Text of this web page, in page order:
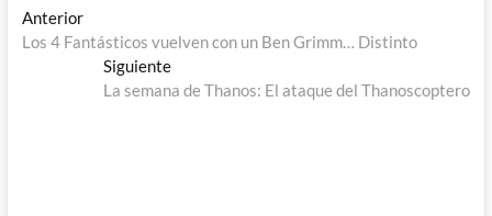
Navegación
de
entradas
AnteriorEntrada
anterior:
Los 4 Fantásticos vuelven con un Ben Grimm… Distinto
SiguienteEntrada
siguiente:
La semana de Thanos: El ataque del Thanoscoptero